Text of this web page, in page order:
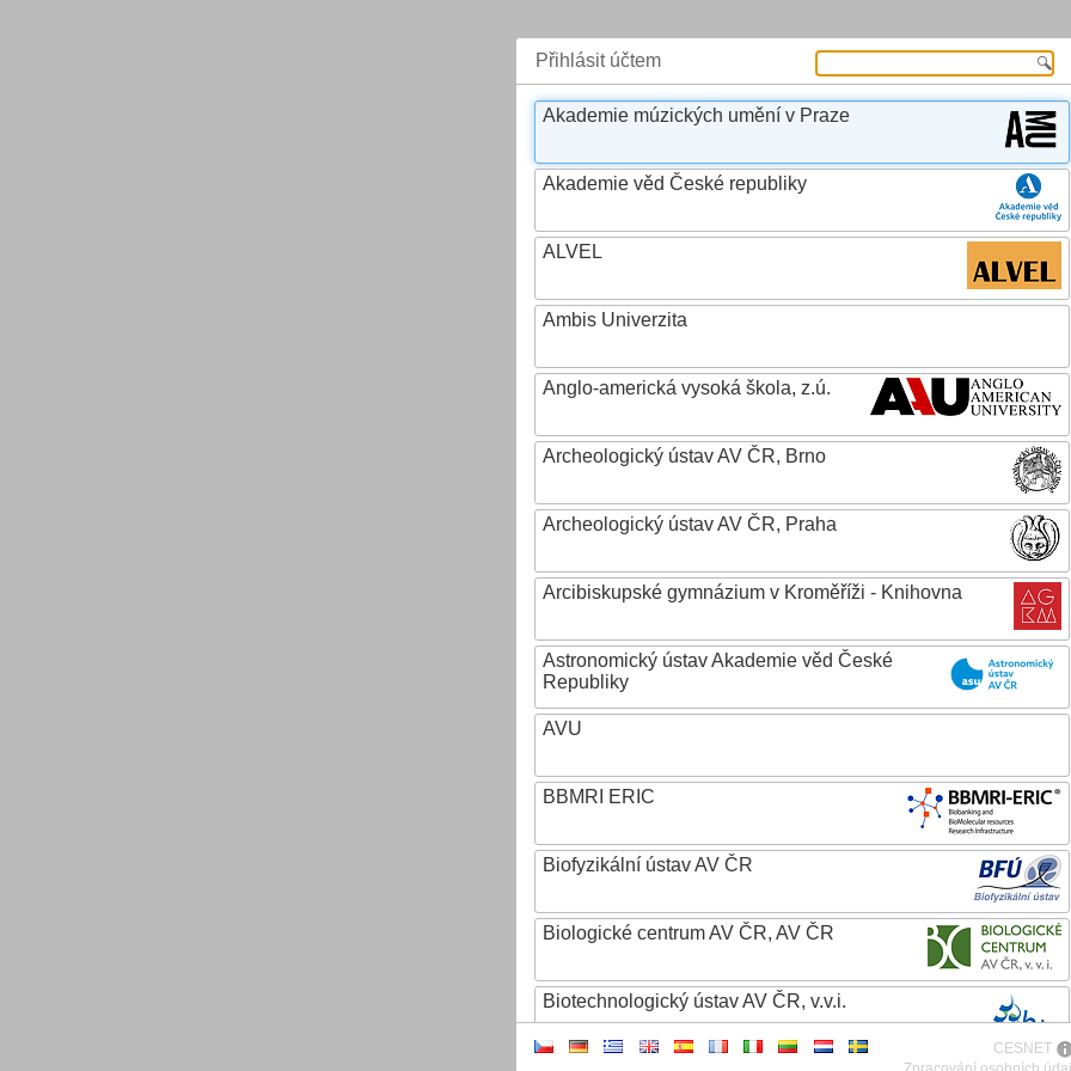
Přihlásit účtem
Akademie múzických umění v Praze
Akademie věd České republiky
ALVEL
Ambis Univerzita
Anglo-americká vysoká škola, z.ú.
Archeologický ústav AV ČR, Brno
Archeologický ústav AV ČR, Praha
Arcibiskupské gymnázium v Kroměříži - Knihovna
Astronomický ústav Akademie věd České
Republiky
AVU
BBMRI ERIC
Biofyzikální ústav AV ČR
Biologické centrum AV ČR, AV ČR
Biotechnologický ústav AV ČR, v.v.i.
CESNET